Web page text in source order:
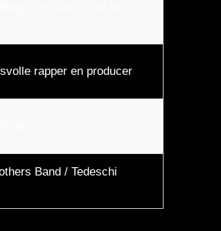
rapper en producer
Band / Tedeschi